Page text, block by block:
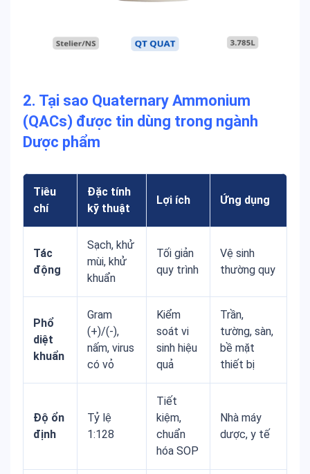
2. Tại sao Quaternary Ammonium
(QACs) được tin dùng trong ngành
Dược phẩm
Tiêu
chí
Đặc tính
kỹ thuật
Lợi ích Ứng dụng
Tác
động
Sạch, khử
mùi, khử
khuẩn
Tối giản
quy trình
Vệ sinh
thường quy
Phổ
diệt
khuẩn
Gram
(+)/(-),
nấm, virus
có vỏ
Kiểm
soát vi
sinh hiệu
quả
Trần,
tường, sàn,
bề mặt
thiết bị
Độ ổn
định
Tỷ lệ
1:128
Tiết
kiệm,
chuẩn
hóa SOP
Nhà máy
dược, y tế